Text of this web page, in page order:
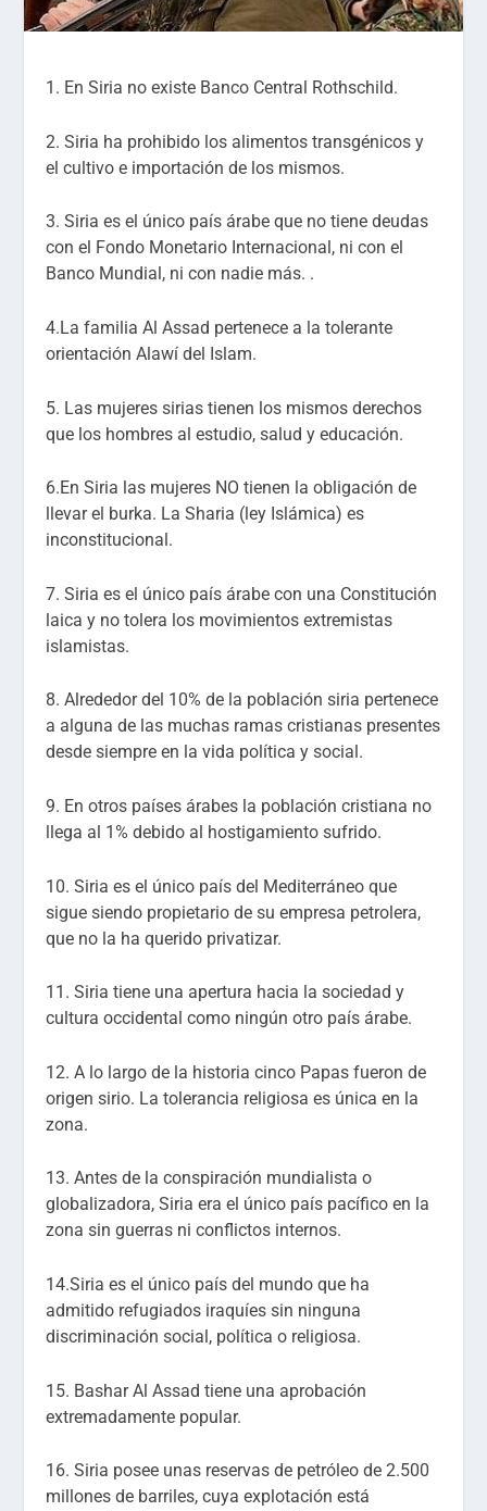
1. En Siria no existe Banco Central Rothschild.
2. Siria ha prohibido los alimentos transgénicos y
el cultivo e importación de los mismos.
3. Siria es el único país árabe que no tiene deudas
con el Fondo Monetario Internacional, ni con el
Banco Mundial, ni con nadie más. .
4.La familia Al Assad pertenece a la tolerante
orientación Alawí del Islam.
5. Las mujeres sirias tienen los mismos derechos
que los hombres al estudio, salud y educación.
6.En Siria las mujeres NO tienen la obligación de
llevar el burka. La Sharia (ley Islámica) es
inconstitucional.
7. Siria es el único país árabe con una Constitución
laica y no tolera los movimientos extremistas
islamistas.
8. Alrededor del 10% de la población siria pertenece
a alguna de las muchas ramas cristianas presentes
desde siempre en la vida política y social.
9. En otros países árabes la población cristiana no
llega al 1% debido al hostigamiento sufrido.
10. Siria es el único país del Mediterráneo que
sigue siendo propietario de su empresa petrolera,
que no la ha querido privatizar.
11. Siria tiene una apertura hacia la sociedad y
cultura occidental como ningún otro país árabe.
12. A lo largo de la historia cinco Papas fueron de
origen sirio. La tolerancia religiosa es única en la
zona.
13. Antes de la conspiración mundialista o
globalizadora, Siria era el único país pacífico en la
zona sin guerras ni conflictos internos.
14.Siria es el único país del mundo que ha
admitido refugiados iraquíes sin ninguna
discriminación social, política o religiosa.
15. Bashar Al Assad tiene una aprobación
extremadamente popular.
16. Siria posee unas reservas de petróleo de 2.500
millones de barriles, cuya explotación está